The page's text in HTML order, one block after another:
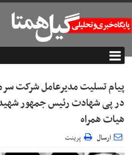
پیام تسلیت مدیرعامل شرکت
در پی شهادت رئیس جمهور
هیات همراه
ارسال پرینت